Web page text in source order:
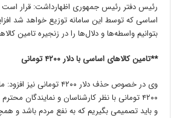
رئیس دفتر رئیس جمهوری اظهارداشت: قرار است
اساسی که توسط این سامانه توزیع خواهد شد
بتوانیم واسطه‌ها و دلال‌ها را در زنجیره تامین
**تامین کالاهای اساسی با دلار ۴۲۰۰ تومانی
وی در خصوص حذف دلار ۴۲۰۰
۴۲۰۰ تومانی با نظر کارشناسان و نمایندگان
و باید تصمیمی بگیریم که به نفع مردم باشد و